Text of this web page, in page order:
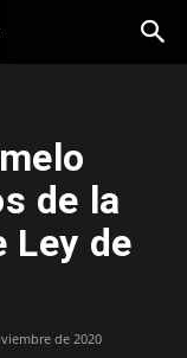
de la
Ley de
de 2020